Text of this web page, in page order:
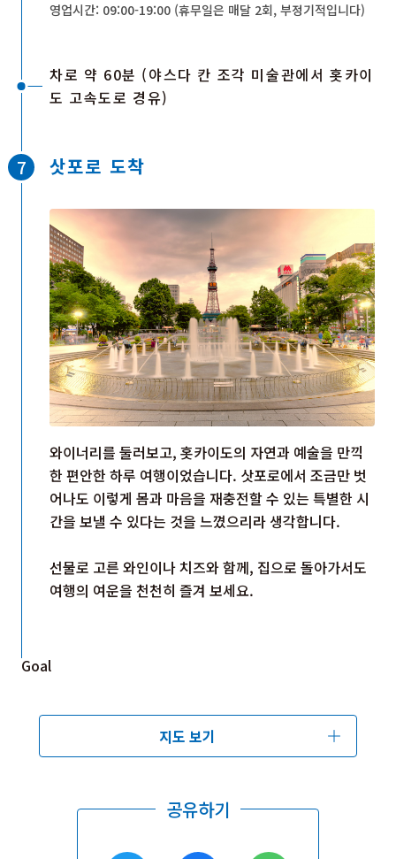
영업시간: 09:00-19:00 (휴무일은 매달 2회, 부정기적입니다)
차로 약 60분 (야스다 칸 조각 미술관에서 홋카이
도 고속도로 경유)
삿포로 도착
와이너리를 둘러보고, 홋카이도의 자연과 예술을 만끽
한 편안한 하루 여행이었습니다. 삿포로에서 조금만 벗
어나도 이렇게 몸과 마음을 재충전할 수 있는 특별한 시
간을 보낼 수 있다는 것을 느꼈으리라 생각합니다.
선물로 고른 와인이나 치즈와 함께, 집으로 돌아가서도
여행의 여운을 천천히 즐겨 보세요.
Goal
지도 보기
공유하기